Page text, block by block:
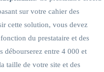
sur votre cahier des
cette solution, vous devez
du prestataire et des
débourserez entre 4 000 et
taille de votre site et des